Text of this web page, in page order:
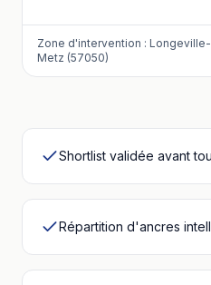
Zone d'intervention :
Metz (57050)
Shortlist validée avant
Répartition d'ancres